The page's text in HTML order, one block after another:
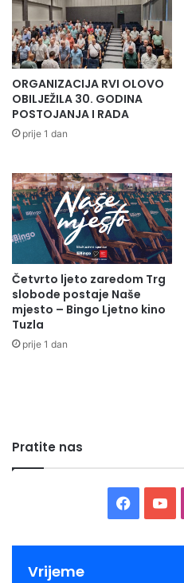
ORGANIZACIJA RVI OLOVO
OBILJEŽILA 30. GODINA
POSTOJANJA I RADA
prije 1 dan
Četvrto ljeto zaredom Trg
slobode postaje Naše
mjesto – Bingo Ljetno kino
Tuzla
prije 1 dan
Pratite nas
Vrijeme